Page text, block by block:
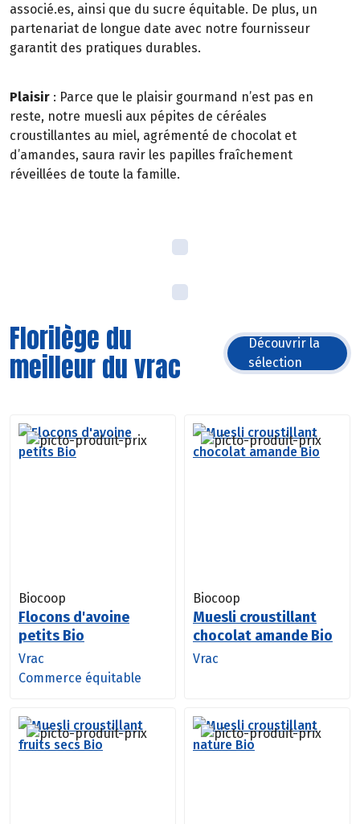
associé.es, ainsi que du sucre équitable. De plus, un
partenariat de longue date avec notre fournisseur
garantit des pratiques durables.
Plaisir : Parce que le plaisir gourmand n’est pas en
reste, notre muesli aux pépites de céréales
croustillantes au miel, agrémenté de chocolat et
d’amandes, saura ravir les papilles fraîchement
réveillées de toute la famille.
Florilège du
meilleur du vrac
Découvrir la
sélection
Biocoop
Flocons d'avoine
petits Bio
Vrac
Commerce équitable
Biocoop
Muesli croustillant
chocolat amande Bio
Vrac